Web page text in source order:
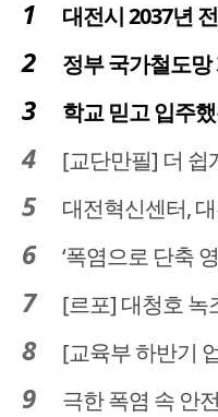
대전시 2037년 전력자
정부 국가철도망
학교 믿고 입주했는
[교단만필] 더 쉽게
대전혁신센터, 대
‘폭염으로 단축
[르포] 대청호 녹조 시작
[교육부 하반기 업무계획] 국가인재
극한 폭염 속 안전